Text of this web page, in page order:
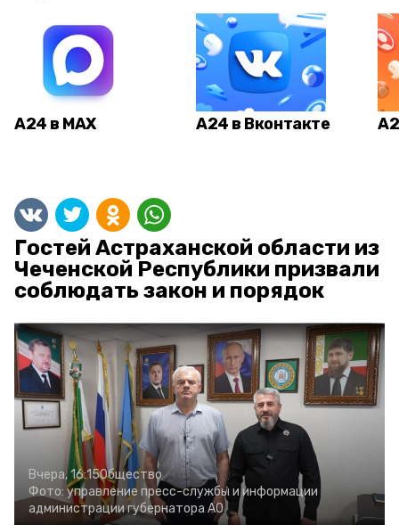
А24 в MAX А24 в Вконтакте
Гостей Астраханской области из
Чеченской Республики призвали
соблюдать закон и порядок
Вчера, 16:15Общество
Фото: управление пресс-службы и информации
администрации губернатора АО